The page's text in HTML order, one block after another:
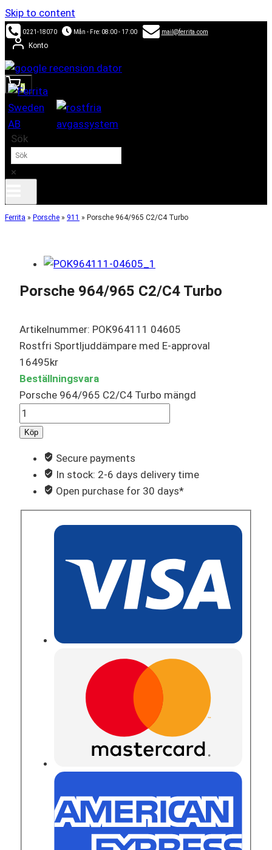
Skip to content
0221-18070 Mån - Fre: 08:00 - 17:00 mail@ferrita.com
Konto
0
Sök
×
Ferrita » Porsche » 911 » Porsche 964/965 C2/C4 Turbo
Porsche 964/965 C2/C4 Turbo
Artikelnummer: POK964111 04605
Rostfri Sportljuddämpare med E-approval
16495kr
Beställningsvara
Porsche 964/965 C2/C4 Turbo mängd
Köp
Secure payments
In stock: 2-6 days delivery time
Open purchase for 30 days*